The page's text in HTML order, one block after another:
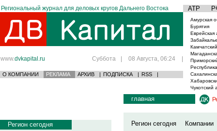
Региональный журнал для деловых кругов Дальнего Востока АТР
www.dvkapital.ru Суббота | 08 Августа, 06:24 |
О КОМПАНИИ РЕКЛАМА АРХИВ | ПОДПИСКА | RSS |
Амурская
Бурятия
Еврейская
Чукотский
Регион сегодня
главная
Регион сегодня
Компании